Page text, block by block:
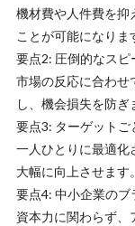
機材費や人件費を抑
ことが可能になりま
要点2: 圧倒的なス
市場の反応に合わせ
し、機会損失を防ぎ
要点3: ターゲット
一人ひとりに最適化
大幅に向上させます。
要点4: 中小企業の
資本力に関わらず、